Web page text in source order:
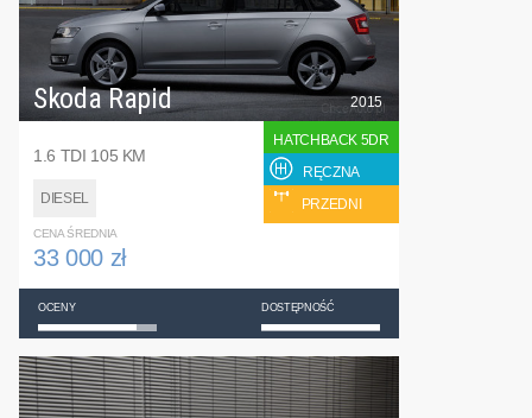
Skoda Rapid
1.6 TDI 105 KM
DIESEL
2015
HATCHBACK 5DR
RĘCZNA
PRZEDNI
CENA ŚREDNIA
33 000 zł
OCENY DOSTĘPNOŚĆ